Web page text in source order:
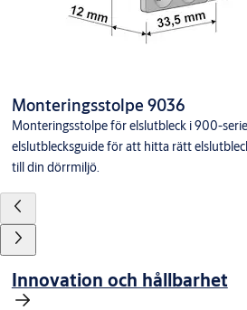
Monteringsstolpe 9036
Monteringsstolpe för elslutbleck i 900-
elslutblecksguide för att hitta rätt
till din dörrmiljö.
Innovation och hållbarhet